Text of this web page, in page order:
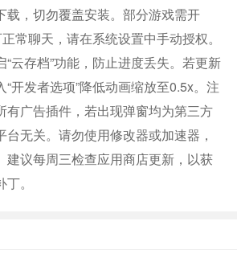
载，切勿覆盖安装。部分游戏需开
常聊天，请在系统设置中手动授权。
云存档”功能，防止进度丢失。若更新
“开发者选项”降低动画缩放至0.5x。注
有广告插件，若出现弹窗均为第三方
无关。请勿使用修改器或加速器，
建议每周三检查应用商店更新，以获
。